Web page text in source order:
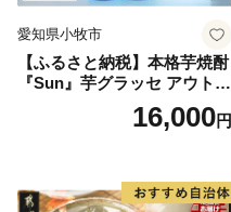
愛知県小牧市
【ふるさと納税】本格芋焼酎
『Sun』芋グラッセ アウトド
ア ソロキャンプ ベランピン
グ 巣ごもり 就労支援16,000円